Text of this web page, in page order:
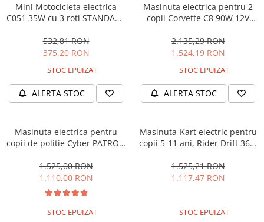
Mini Motocicleta electrica
C051 35W cu 3 roti STANDARD
532,81 RON
375,20 RON
STOC EPUIZAT
ALERTA STOC
Masinuta electrica pentru 2
copii Corvette C8 90W 12V
2.135,29 RON
1.524,19 RON
STOC EPUIZAT
ALERTA STOC
Masinuta electrica pentru
copii de politie Cyber PATROL,
90W, 12V, Black & White
1.525,00 RON
1.110,00 RON
STOC EPUIZAT
Masinuta-Kart electric pentru
copii 5-11 ani, Rider Drift 360,
1.525,21 RON
1.117,47 RON
STOC EPUIZAT